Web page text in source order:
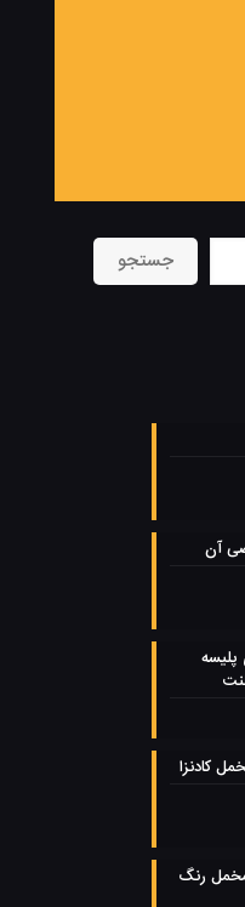
جستجو
آن
پلیسه
کادنزا
مخمل رنگ